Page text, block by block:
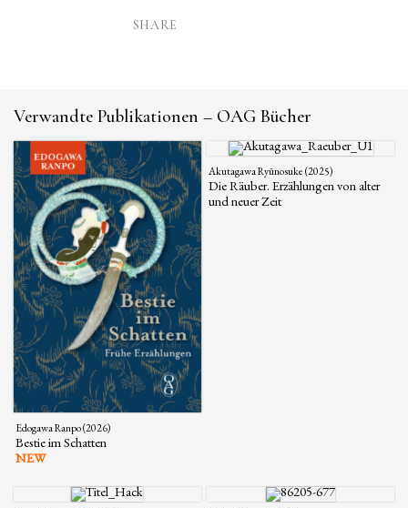
SHARE
Verwandte Publikationen – OAG Bücher
Edogawa Ranpo (2026)
Bestie im Schatten
NEW
Akutagawa Ryūnosuke (2025)
Die Räuber. Erzählungen von alter
und neuer Zeit